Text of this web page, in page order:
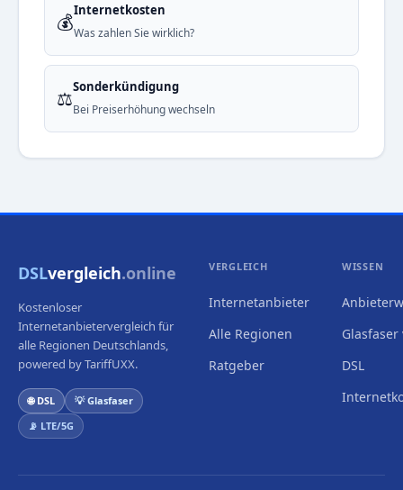
💰Internetkosten
Was zahlen Sie wirklich?
⚖️Sonderkündigung
Bei Preiserhöhung wechseln
DSLvergleich.online
Kostenloser
Internetanbietervergleich für
alle Regionen Deutschlands,
powered by TariffUXX.
🌐 DSL
💡 Glasfaser
📡 LTE/5G
VERGLEICH
Internetanbieter
Alle Regionen
Ratgeber
WISSEN
Glasfaser
DSL